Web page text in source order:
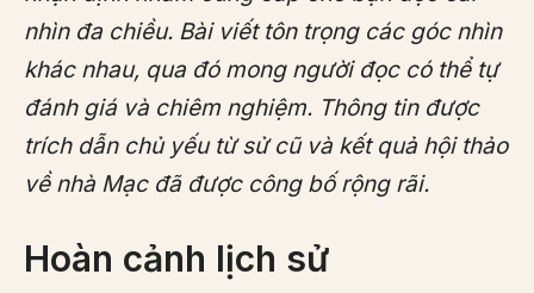
nhìn đa chiều. Bài viết tôn trọng các góc nhìn
khác nhau, qua đó mong người đọc có thể tự
đánh giá và chiêm nghiệm. Thông tin được
trích dẫn chủ yếu từ sử cũ và kết quả hội thảo
về nhà Mạc đã được công bố rộng rãi.
Hoàn cảnh lịch sử